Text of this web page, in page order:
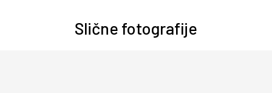
Slične fotografije